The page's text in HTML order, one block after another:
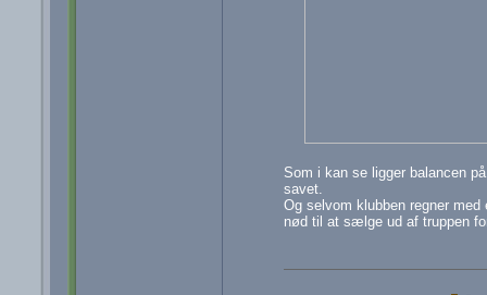
Som i kan se ligger balancen
savet.
Og selvom klubben regner
nød til at sælge ud af truppen